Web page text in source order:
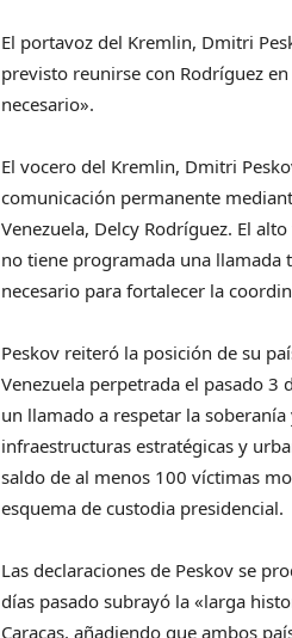
El portavoz del Kremlin, Dmitri
previsto reunirse con Rodríguez
necesario».
El vocero del Kremlin, Dmitri
comunicación permanente
Venezuela, Delcy Rodríguez. El
no tiene programada una llamada
necesario para fortalecer la
Peskov reiteró la posición de su
Venezuela perpetrada el pasado 3
un llamado a respetar la
infraestructuras estratégicas y
saldo de al menos 100 víctimas
esquema de custodia presidencial.
Las declaraciones de Peskov se
días pasado subrayó la «larga
Caracas, añadiendo que ambos